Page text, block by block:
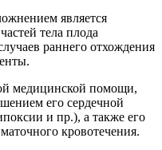
является
тела плода
раннего отхождения
медицинской помощи,
его сердечной
и пр.), а также его
кровотечения.